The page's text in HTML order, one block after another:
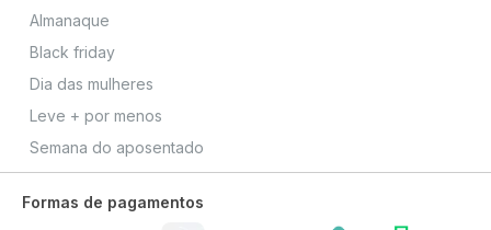
Almanaque
Black friday
Dia das mulheres
Leve + por menos
Semana do aposentado
Formas de pagamentos